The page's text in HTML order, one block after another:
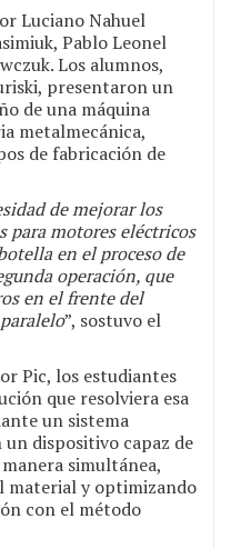
Luciano Nahuel
Pablo Leonel
Los alumnos,
presentaron un
de una máquina
metalmecánica,
de fabricación de
de mejorar los
para motores eléctricos
en el proceso de
operación, que
en el frente del
”, sostuvo el
Pic, los estudiantes
que resolviera esa
un sistema
dispositivo capaz de
simultánea,
material y optimizando
con el método